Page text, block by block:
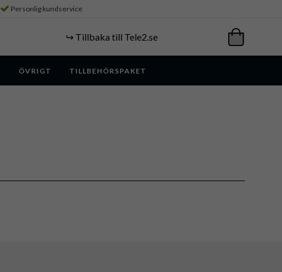
Personlig kundservice
↪️ Tillbaka till Tele2.se
ÖVRIGT TILLBEHÖRSPAKET